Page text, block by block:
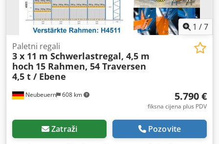
1 /7
Neubeuern 608 km
Paletni regali
3 x 11 m Schwerlastregal, 4,5 m
hoch 15 Rahmen, 54 Traversen
4,5 t / Ebene
5.790 €
fiksna cijena plus PDV
Zatraži Pozovite